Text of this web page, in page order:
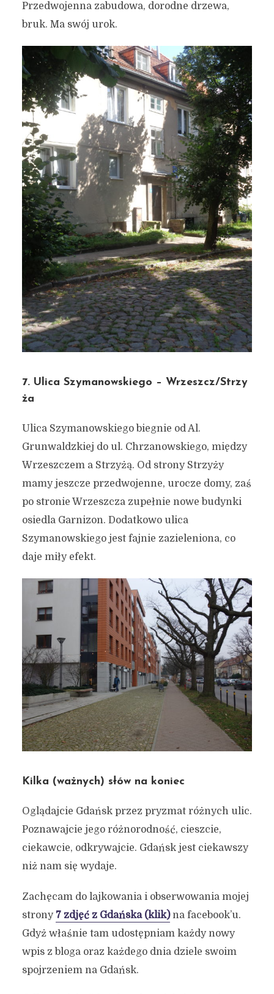
Przedwojenna zabudowa, dorodne drzewa,
bruk. Ma swój urok.
7. Ulica Szymanowskiego – Wrzeszcz/Strzy
ża
Ulica Szymanowskiego biegnie od Al.
Grunwaldzkiej do ul. Chrzanowskiego, między
Wrzeszczem a Strzyżą. Od strony Strzyży
mamy jeszcze przedwojenne, urocze domy, zaś
po stronie Wrzeszcza zupełnie nowe budynki
osiedla Garnizon. Dodatkowo ulica
Szymanowskiego jest fajnie zazieleniona, co
daje miły efekt.
Kilka (ważnych) słów na koniec
Oglądajcie Gdańsk przez pryzmat różnych ulic.
Poznawajcie jego różnorodność, cieszcie,
ciekawcie, odkrywajcie. Gdańsk jest ciekawszy
niż nam się wydaje.
Zachęcam do lajkowania i obserwowania mojej
strony 7 zdjęć z Gdańska (klik)na facebook’u.
Gdyż właśnie tam udostępniam każdy nowy
wpis z bloga oraz każdego dnia dziele swoim
spojrzeniem na Gdańsk.